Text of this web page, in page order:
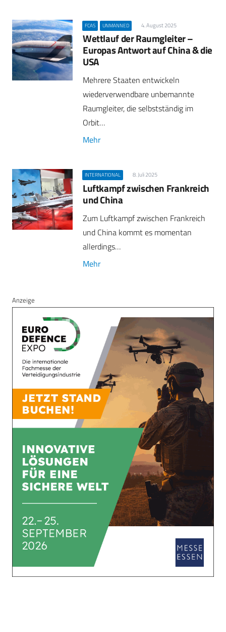
FCAS UNMANNED 4. August 2025
Wettlauf der Raumgleiter –
Europas Antwort auf China & die
USA
Mehrere Staaten entwickeln
wiederverwendbare unbemannte
Raumgleiter, die selbstständig im
Orbit…
Mehr
INTERNATIONAL 8. Juli 2025
Luftkampf zwischen Frankreich
und China
Zum Luftkampf zwischen Frankreich
und China kommt es momentan
allerdings…
Mehr
Anzeige